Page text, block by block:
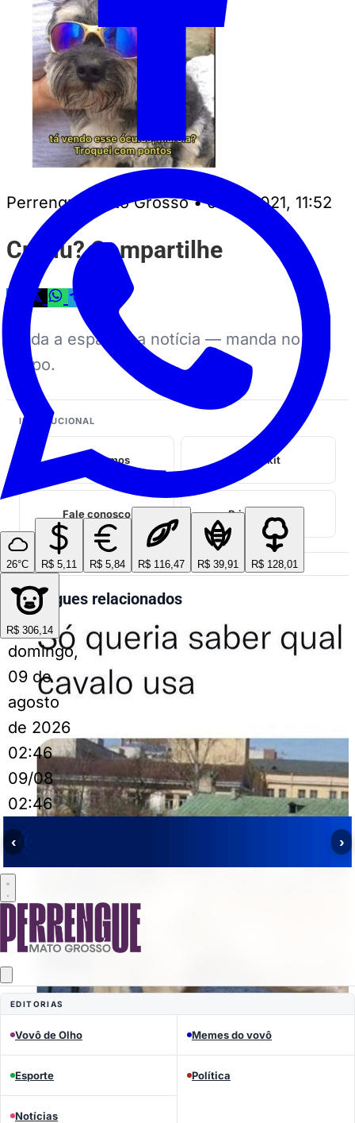
26°C R$ 5,11 R$ 5,84 R$ 116,47 R$ 39,91 R$ 128,01
R$ 306,14
domingo,
09 de
agosto
de 2026
02:46
09/08
02:46
‹ ›
EDITORIAS
Vovô de Olho Memes do vovô
Esporte Política
Notícias
Perrengue Mato Grosso • 05/11/2021, 11:52
Curtiu? Compartilhe
Ajuda a espalhar a notícia — manda no
grupo.
INSTITUCIONAL
Quem somos Midia kit
Fale conosco Privacidade
Perrengues relacionados